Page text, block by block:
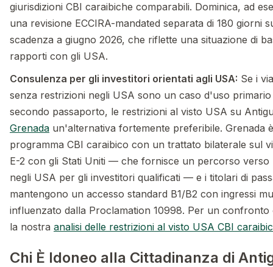
giurisdizioni CBI caraibiche comparabili. Dominica, ad
una revisione ECCIRA-mandated separata di 180 giorni
scadenza a giugno 2026, che riflette una situazione di
rapporti con gli USA.
Consulenza per gli investitori orientati agli USA: Se i
senza restrizioni negli USA sono un caso d'uso
secondo passaporto, le restrizioni al visto USA su
Grenada un'alternativa fortemente preferibile. Grenada
programma CBI caraibico con un trattato bilaterale sul
E-2 con gli Stati Uniti — che fornisce un percorso verso
negli USA per gli investitori qualificati — e i titolari di
mantengono un accesso standard B1/B2 con ingressi
influenzato dalla Proclamation 10998. Per un
la nostra analisi delle restrizioni al visto USA CBI
Chi È Idoneo alla Cittadinanza di